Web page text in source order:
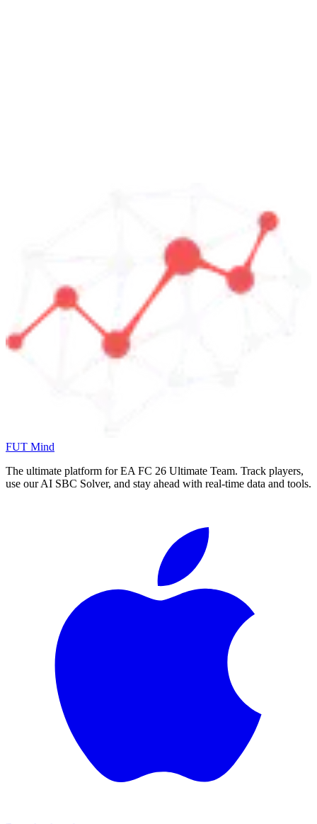
FUT Mind
The ultimate platform for EA FC 26 Ultimate Team. Track players,
use our AI SBC Solver, and stay ahead with real-time data and tools.